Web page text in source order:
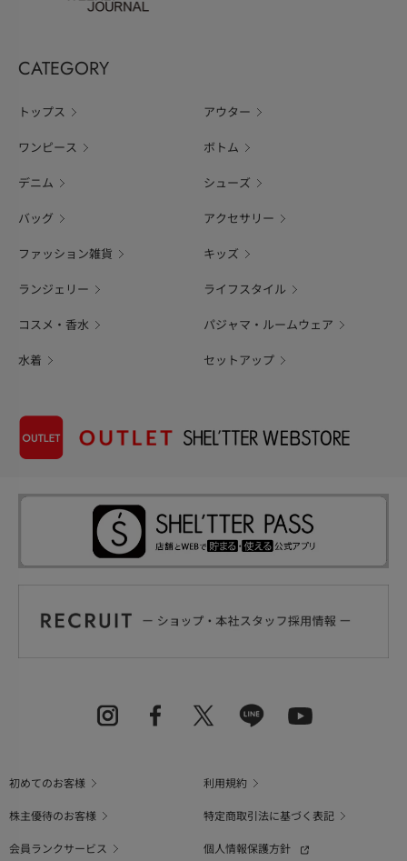
CATEGORY
トップス アウター
ワンピース ボトム
デニム シューズ
バッグ アクセサリー
ファッション雑貨 キッズ
ランジェリー ライフスタイル
コスメ・香水 パジャマ・ルームウェア
水着 セットアップ
初めてのお客様
利用規約
株主優待のお客様
特定商取引法に基づく表記
会員ランクサービス
個人情報保護方針